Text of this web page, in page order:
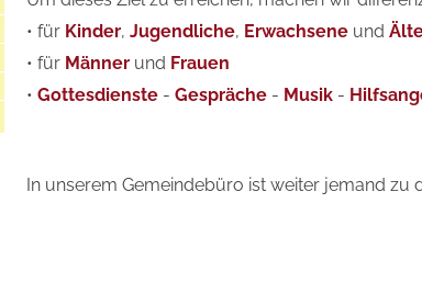
• für Kinder, Jugendliche, Erwachsene und
• für Männer und Frauen
• Gottesdienste - Gespräche - Musik -
In unserem Gemeindebüro ist weiter jemand zu